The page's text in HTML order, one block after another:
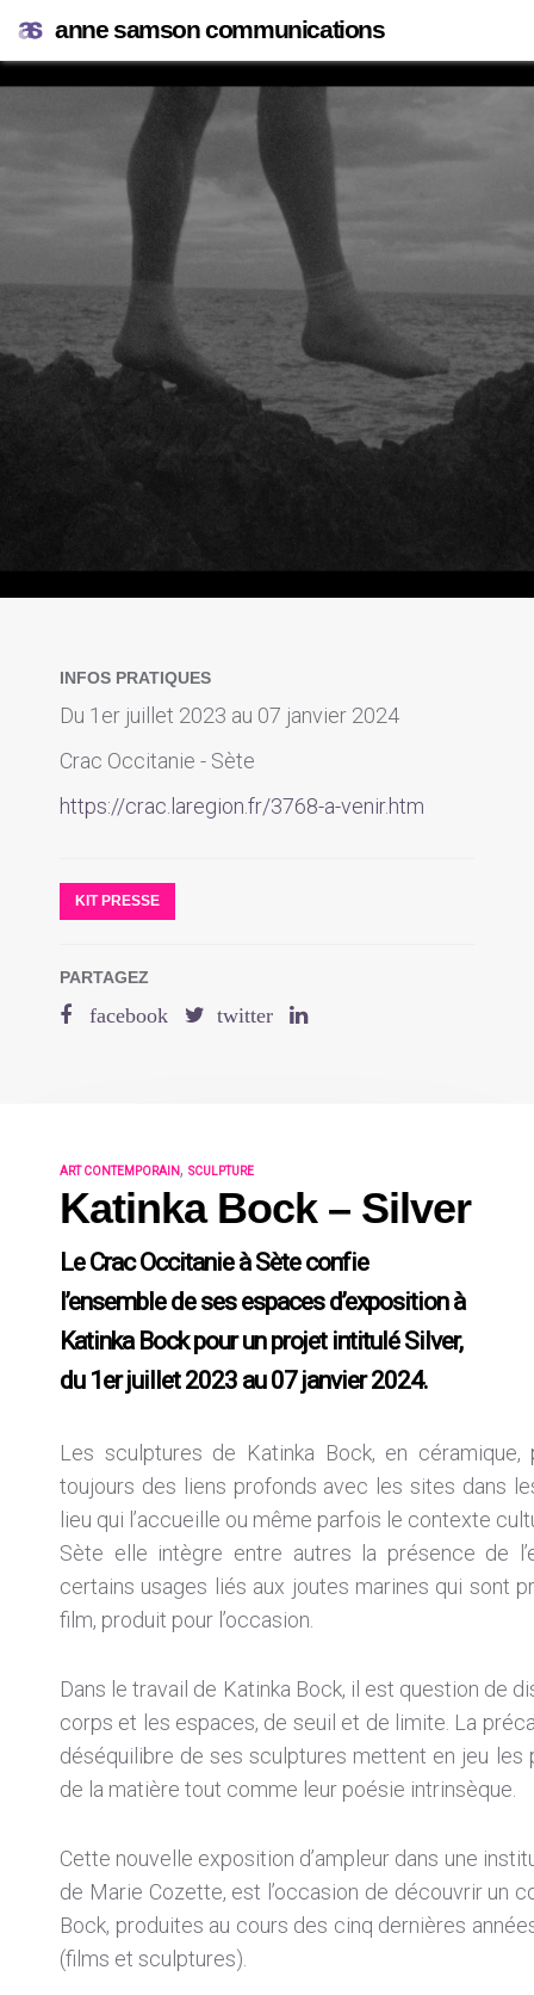
anne samson communications
INFOS PRATIQUES
Du 1er juillet 2023 au 07 janvier 2024
Crac Occitanie - Sète
https://crac.laregion.fr/3768-a-venir.htm
KIT PRESSE
PARTAGEZ
ART CONTEMPORAIN , SCULPTURE
Katinka Bock – Silver
Le Crac Occitanie à Sète confie
l’ensemble de ses espaces d’exposition à
Katinka Bock pour un projet intitulé Silver,
du 1er juillet 2023 au 07 janvier 2024.
Les sculptures de Katinka Bock, en
toujours des liens profonds avec les sites dans
lieu qui l’accueille ou même parfois le contexte
Sète elle intègre entre autres la présence de
certains usages liés aux joutes marines qui sont
film, produit pour l’occasion.
Dans le travail de Katinka Bock, il est question de
corps et les espaces, de seuil et de limite. La
déséquilibre de ses sculptures mettent en jeu
de la matière tout comme leur poésie intrinsèque.
Cette nouvelle exposition d’ampleur dans une
de Marie Cozette, est l’occasion de découvrir un
Bock, produites au cours des cinq dernières
(films et sculptures).